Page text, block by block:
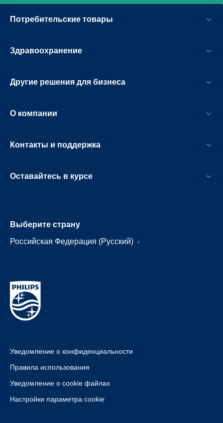
Потребительские товары
Здравоохранение
Другие решения для бизнеса
О компании
Контакты и поддержка
Оставайтесь в курсе
Выберите страну
Российская Федерация (Русский)
Уведомление о конфиденциальности
Правила использования
Уведомление о cookie файлах
Настройки параметра cookie